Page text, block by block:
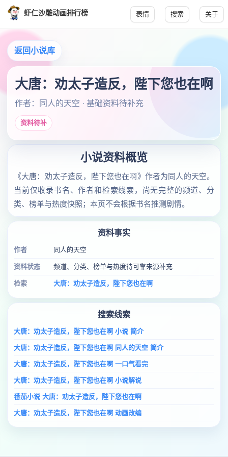
虾仁沙雕动画排行榜 表情 搜索 关于
返回小说库
大唐：劝太子造反，陛下您也在啊
作者：同人的天空 · 基础资料待补充
资料待补
小说资料概览
《大唐：劝太子造反，陛下您也在啊》作者为同人的天空。
当前仅收录书名、作者和检索线索，尚无完整的频道、分
类、榜单与热度快照；本页不会根据书名推测剧情。
资料事实
作者 同人的天空
资料状态 频道、分类、榜单与热度待可靠来源补充
检索 大唐：劝太子造反，陛下您也在啊
搜索线索
大唐：劝太子造反，陛下您也在啊 小说 简介
大唐：劝太子造反，陛下您也在啊 同人的天空 简介
大唐：劝太子造反，陛下您也在啊 一口气看完
大唐：劝太子造反，陛下您也在啊 小说解说
番茄小说 大唐：劝太子造反，陛下您也在啊
大唐：劝太子造反，陛下您也在啊 动画改编